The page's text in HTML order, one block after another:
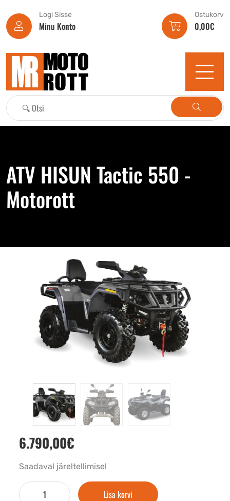
Logi Sisse
Minu Konto
Ostukorv
0,00€
ATV HISUN Tactic 550 -
Motorott
6.790,00€
Saadaval järeltellimisel
Lisa korvi